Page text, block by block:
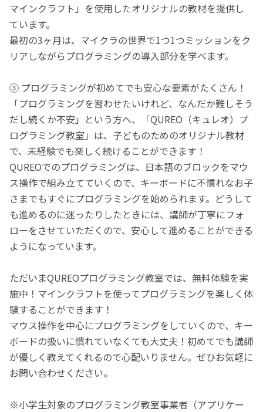
マインクラフト」を使用したオリジナルの教材を提供し
ています。
最初の3ヶ月は、マイクラの世界で1つ1つミッションをク
リアしながらプログラミングの導入部分を学べます。
③ プログラミングが初めてでも安心な要素がたくさん！
「プログラミングを習わせたいけれど、なんだか難しそう
だし続くか不安」という方へ、「QUREO（キュレオ）プ
ログラミング教室」は、子どものためのオリジナル教材
で、未経験でも楽しく続けることができます！
QUREOでのプログラミングは、日本語のブロックをマウ
ス操作で組み立てていくので、キーボードに不慣れなお子
さまでもすぐにプログラミングを始められます。どうして
も進めるのに迷ったりしたときには、講師が丁寧にフォ
ローをさせていただくので、安心して進めることができる
ようになっています。
ただいまQUREOプログラミング教室では、無料体験を実
施中！マインクラフトを使ってプログラミングを楽しく体
験することができます！
マウス操作を中心にプログラミングをしていくので、キー
ボードの扱いに慣れていなくても大丈夫！初めてでも講師
が優しく教えてくれるので心配いりません。ぜひお気軽に
お問い合わせください。
※小学生対象のプログラミング教室事業者（アプリケー